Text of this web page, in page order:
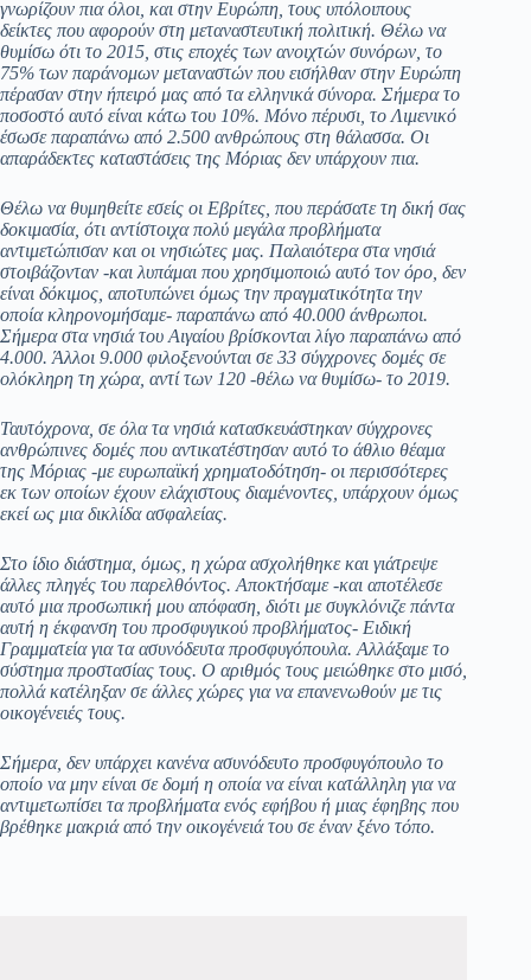
γνωρίζουν πια όλοι, και στην Ευρώπη, τους υπόλοιπους
δείκτες που αφορούν στη μεταναστευτική πολιτική. Θέλω να
θυμίσω ότι το 2015, στις εποχές των ανοιχτών συνόρων, το
75% των παράνομων μεταναστών που εισήλθαν στην Ευρώπη
πέρασαν στην ήπειρό μας από τα ελληνικά σύνορα. Σήμερα το
ποσοστό αυτό είναι κάτω του 10%. Μόνο πέρυσι, το Λιμενικό
έσωσε παραπάνω από 2.500 ανθρώπους στη θάλασσα. Οι
απαράδεκτες καταστάσεις της Μόριας δεν υπάρχουν πια.
Θέλω να θυμηθείτε εσείς οι Εβρίτες, που περάσατε τη δική σας
δοκιμασία, ότι αντίστοιχα πολύ μεγάλα προβλήματα
αντιμετώπισαν και οι νησιώτες μας. Παλαιότερα στα νησιά
στοιβάζονταν -και λυπάμαι που χρησιμοποιώ αυτό τον όρο, δεν
είναι δόκιμος, αποτυπώνει όμως την πραγματικότητα την
οποία κληρονομήσαμε- παραπάνω από 40.000 άνθρωποι.
Σήμερα στα νησιά του Αιγαίου βρίσκονται λίγο παραπάνω από
4.000. Άλλοι 9.000 φιλοξενούνται σε 33 σύγχρονες δομές σε
ολόκληρη τη χώρα, αντί των 120 -θέλω να θυμίσω- το 2019.
Ταυτόχρονα, σε όλα τα νησιά κατασκευάστηκαν σύγχρονες
ανθρώπινες δομές που αντικατέστησαν αυτό το άθλιο θέαμα
της Μόριας -με ευρωπαϊκή χρηματοδότηση- οι περισσότερες
εκ των οποίων έχουν ελάχιστους διαμένοντες, υπάρχουν όμως
εκεί ως μια δικλίδα ασφαλείας.
Στο ίδιο διάστημα, όμως, η χώρα ασχολήθηκε και γιάτρεψε
άλλες πληγές του παρελθόντος. Αποκτήσαμε -και αποτέλεσε
αυτό μια προσωπική μου απόφαση, διότι με συγκλόνιζε πάντα
αυτή η έκφανση του προσφυγικού προβλήματος- Ειδική
Γραμματεία για τα ασυνόδευτα προσφυγόπουλα. Αλλάξαμε το
σύστημα προστασίας τους. Ο αριθμός τους μειώθηκε στο μισό,
πολλά κατέληξαν σε άλλες χώρες για να επανενωθούν με τις
οικογένειές τους.
Σήμερα, δεν υπάρχει κανένα ασυνόδευτο προσφυγόπουλο το
οποίο να μην είναι σε δομή η οποία να είναι κατάλληλη για να
αντιμετωπίσει τα προβλήματα ενός εφήβου ή μιας έφηβης που
βρέθηκε μακριά από την οικογένειά του σε έναν ξένο τόπο.